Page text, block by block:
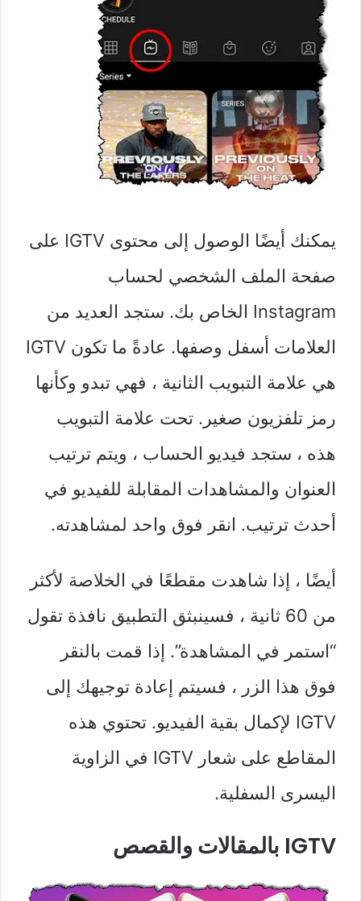
يمكنك أيضًا الوصول إلى محتوى IGTV على
صفحة الملف الشخصي لحساب
Instagram الخاص بك. ستجد العديد من
العلامات أسفل وصفها. عادةً ما تكون IGTV
هي علامة التبويب الثانية ، فهي تبدو وكأنها
رمز تلفزيون صغير. تحت علامة التبويب
هذه ، ستجد فيديو الحساب ، ويتم ترتيب
العنوان والمشاهدات المقابلة للفيديو في
أحدث ترتيب. انقر فوق واحد لمشاهدته.
أيضًا ، إذا شاهدت مقطعًا في الخلاصة لأكثر
من 60 ثانية ، فسينبثق التطبيق نافذة تقول
“استمر في المشاهدة”. إذا قمت بالنقر
فوق هذا الزر ، فسيتم إعادة توجيهك إلى
IGTV لإكمال بقية الفيديو. تحتوي هذه
المقاطع على شعار IGTV في الزاوية
اليسرى السفلية.
IGTV بالمقالات والقصص